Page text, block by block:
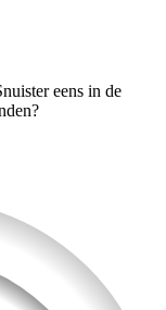
eens in de